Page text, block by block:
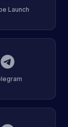
Launch